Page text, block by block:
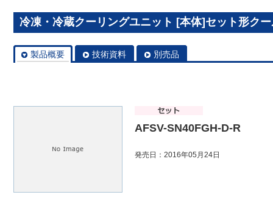
冷凍・冷蔵クーリングユニット [本体]セット形ク
製品概要 技術資料 別売品
AFSV-SN40FGH-D-R
発売日：2016年05月24日